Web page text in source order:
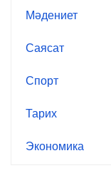
Мәдениет
Саясат
Спорт
Тарих
Экономика